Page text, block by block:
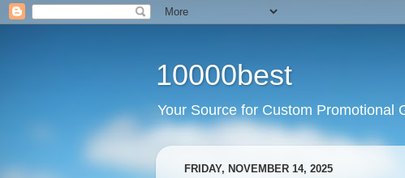
10000best
Your Source for Custom Promotional
FRIDAY, NOVEMBER 14, 2025